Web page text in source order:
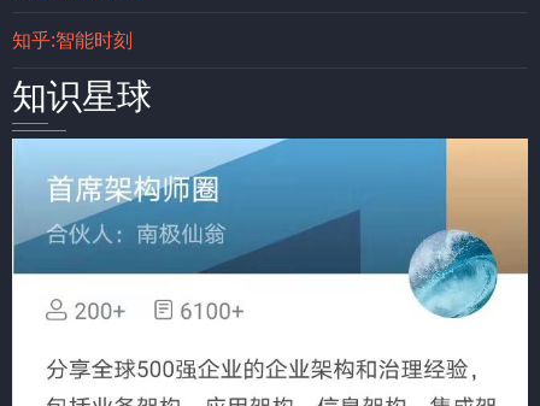
知乎:智能时刻
知识星球